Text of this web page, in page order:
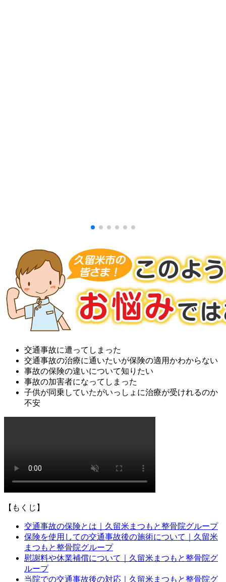
交通事故に遭ってしまった
交通事故の治療に通いたいが保険の適用かわからない
事故の保険の違いについて知りたい
事故の加害者になってしまった
子供が同乗していたがいっしょに治療が受けれるのか
不安
【もくじ】
交通事故の保険とは｜久留米まつもと整骨院グループ
保険を使用しての交通事故後の施術について｜久留米
まつもと整骨院グループ
慰謝料や休業補償について｜久留米まつもと整骨院グ
ループ
当院での交通事故後の対応｜久留米まつもと整骨院グ